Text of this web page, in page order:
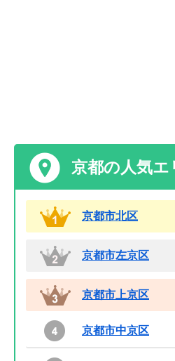
京都の人気
京都市北区
京都市左京区
京都市上京区
京都市中京区